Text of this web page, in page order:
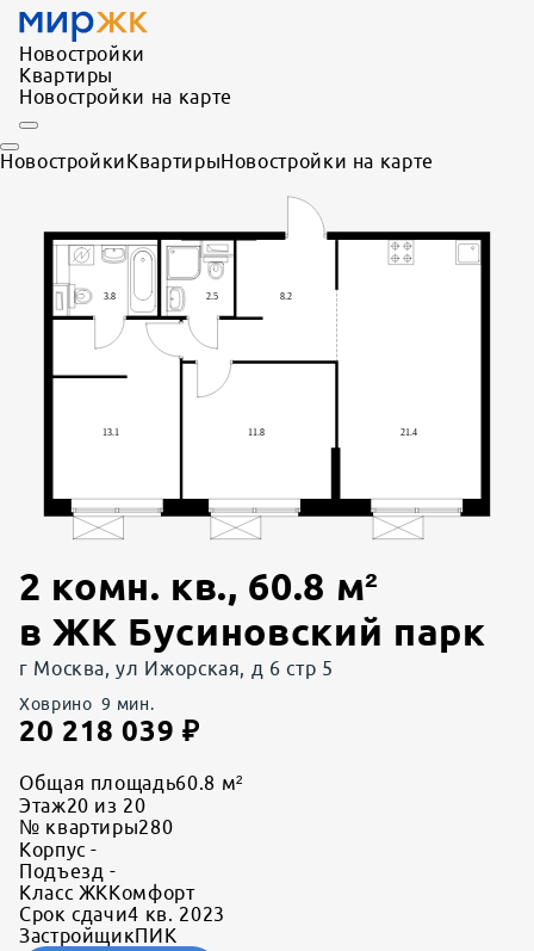
Новостройки
Квартиры
Новостройки на карте
НовостройкиКвартирыНовостройки на карте
2 комн. кв., 60.8 м²
вЖК Бусиновский парк
г Москва, ул Ижорская, д 6 стр 5
Ховрино 9 мин.
20 218 039 ₽
Общая площадь60.8 м²
Этаж20 из 20
№ квартиры280
Корпус -
Подъезд -
Класс ЖК Комфорт
Срок сдачи4 кв. 2023
Застройщик ПИК